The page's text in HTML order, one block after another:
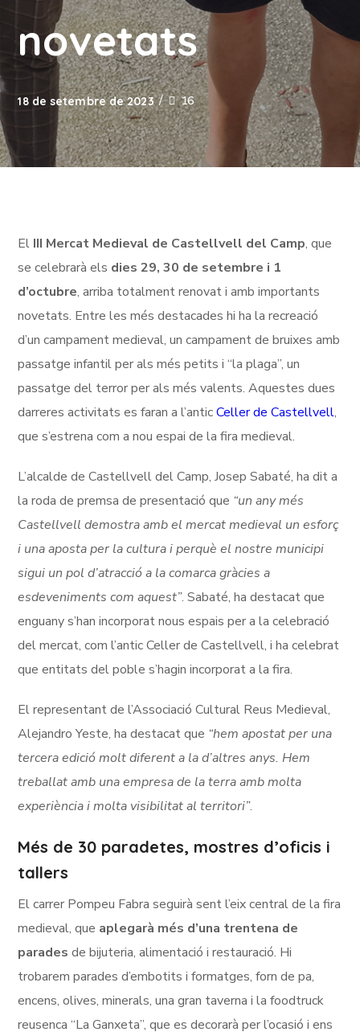
novetats
18 de setembre de 2023 16
El III Mercat Medieval de Castellvell del Camp, que
se celebrarà els dies 29, 30 de setembre i 1
d’octubre, arriba totalment renovat i amb importants
novetats. Entre les més destacades hi ha la recreació
d’un campament medieval, un campament de bruixes amb
passatge infantil per als més petits i “la plaga”, un
passatge del terror per als més valents. Aquestes dues
darreres activitats es faran a l’anticCeller de Castellvell,
que s’estrena com a nou espai de la fira medieval.
L’alcalde de Castellvell del Camp, Josep Sabaté, ha dit a
la roda de premsa de presentació que “un any més
Castellvell demostra amb el mercat medieval un esforç
i una aposta per la cultura i perquè el nostre municipi
sigui un pol d’atracció a la comarca gràcies a
esdeveniments com aquest”. Sabaté, ha destacat que
enguany s’han incorporat nous espais per a la celebració
del mercat, com l’antic Celler de Castellvell, i ha celebrat
que entitats del poble s’hagin incorporat a la fira.
El representant de l’Associació Cultural Reus Medieval,
Alejandro Yeste, ha destacat que “hem apostat per una
tercera edició molt diferent a la d’altres anys. Hem
treballat amb una empresa de la terra amb molta
experiència i molta visibilitat al territori”.
Més de 30 paradetes, mostres d’oficis i
tallers
El carrer Pompeu Fabra seguirà sent l’eix central de la fira
medieval, que aplegarà més d’una trentena de
parades de bijuteria, alimentació i restauració. Hi
trobarem parades d’embotits i formatges, forn de pa,
encens, olives, minerals, una gran taverna i la foodtruck
reusenca “La Ganxeta”, que es decorarà per l’ocasió i ens